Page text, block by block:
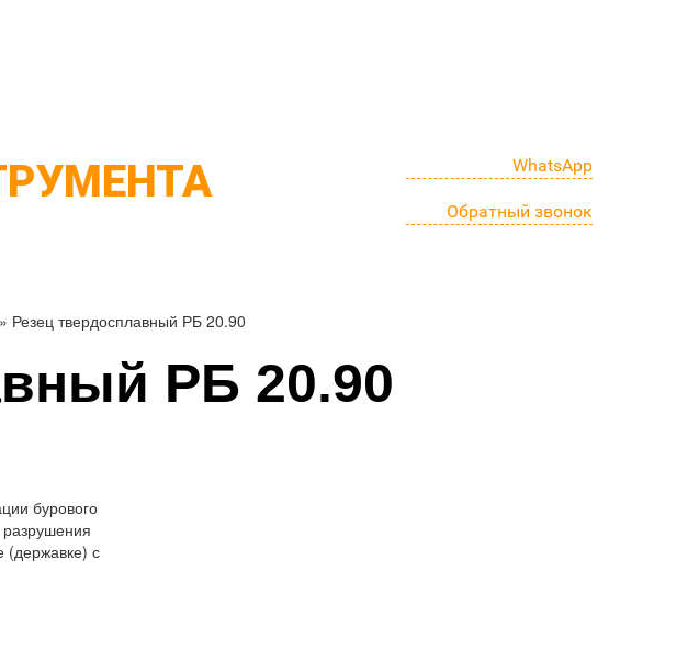
WhatsApp
Обратный звонок
» Резец твердосплавный РБ 20.90
РБ 20.90
бурового
(державке) с